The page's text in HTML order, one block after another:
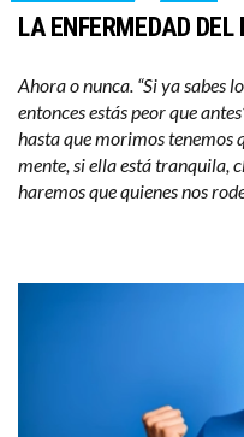
LA ENFERMEDAD
Ahora o nunca. “Si ya sabes
entonces estás peor que
hasta que morimos tenemos
mente, si ella está tranquila,
haremos que quienes nos